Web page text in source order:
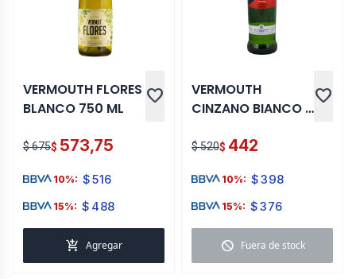
VERMOUTH FLORES
BLANCO 750 ML
favorite
$ 675$ 573,75
10%: $516
15%: $ 488
add_shopping_cart Agregar
VERMOUTH
CINZANO BIANCO 1
favorite
$ 520$ 442
10%: $398
15%: $376
block Fuera de stock